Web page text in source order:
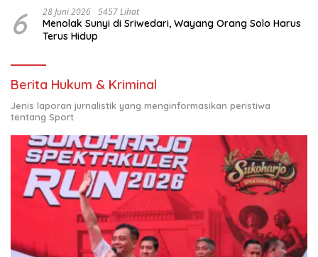
6 28 Juni 2026 5457 Lihat
Menolak Sunyi di Sriwedari, Wayang Orang Solo Harus
Terus Hidup
Berita Hukum & Kriminal
Jenis laporan jurnalistik yang menginformasikan peristiwa
tentang Sport